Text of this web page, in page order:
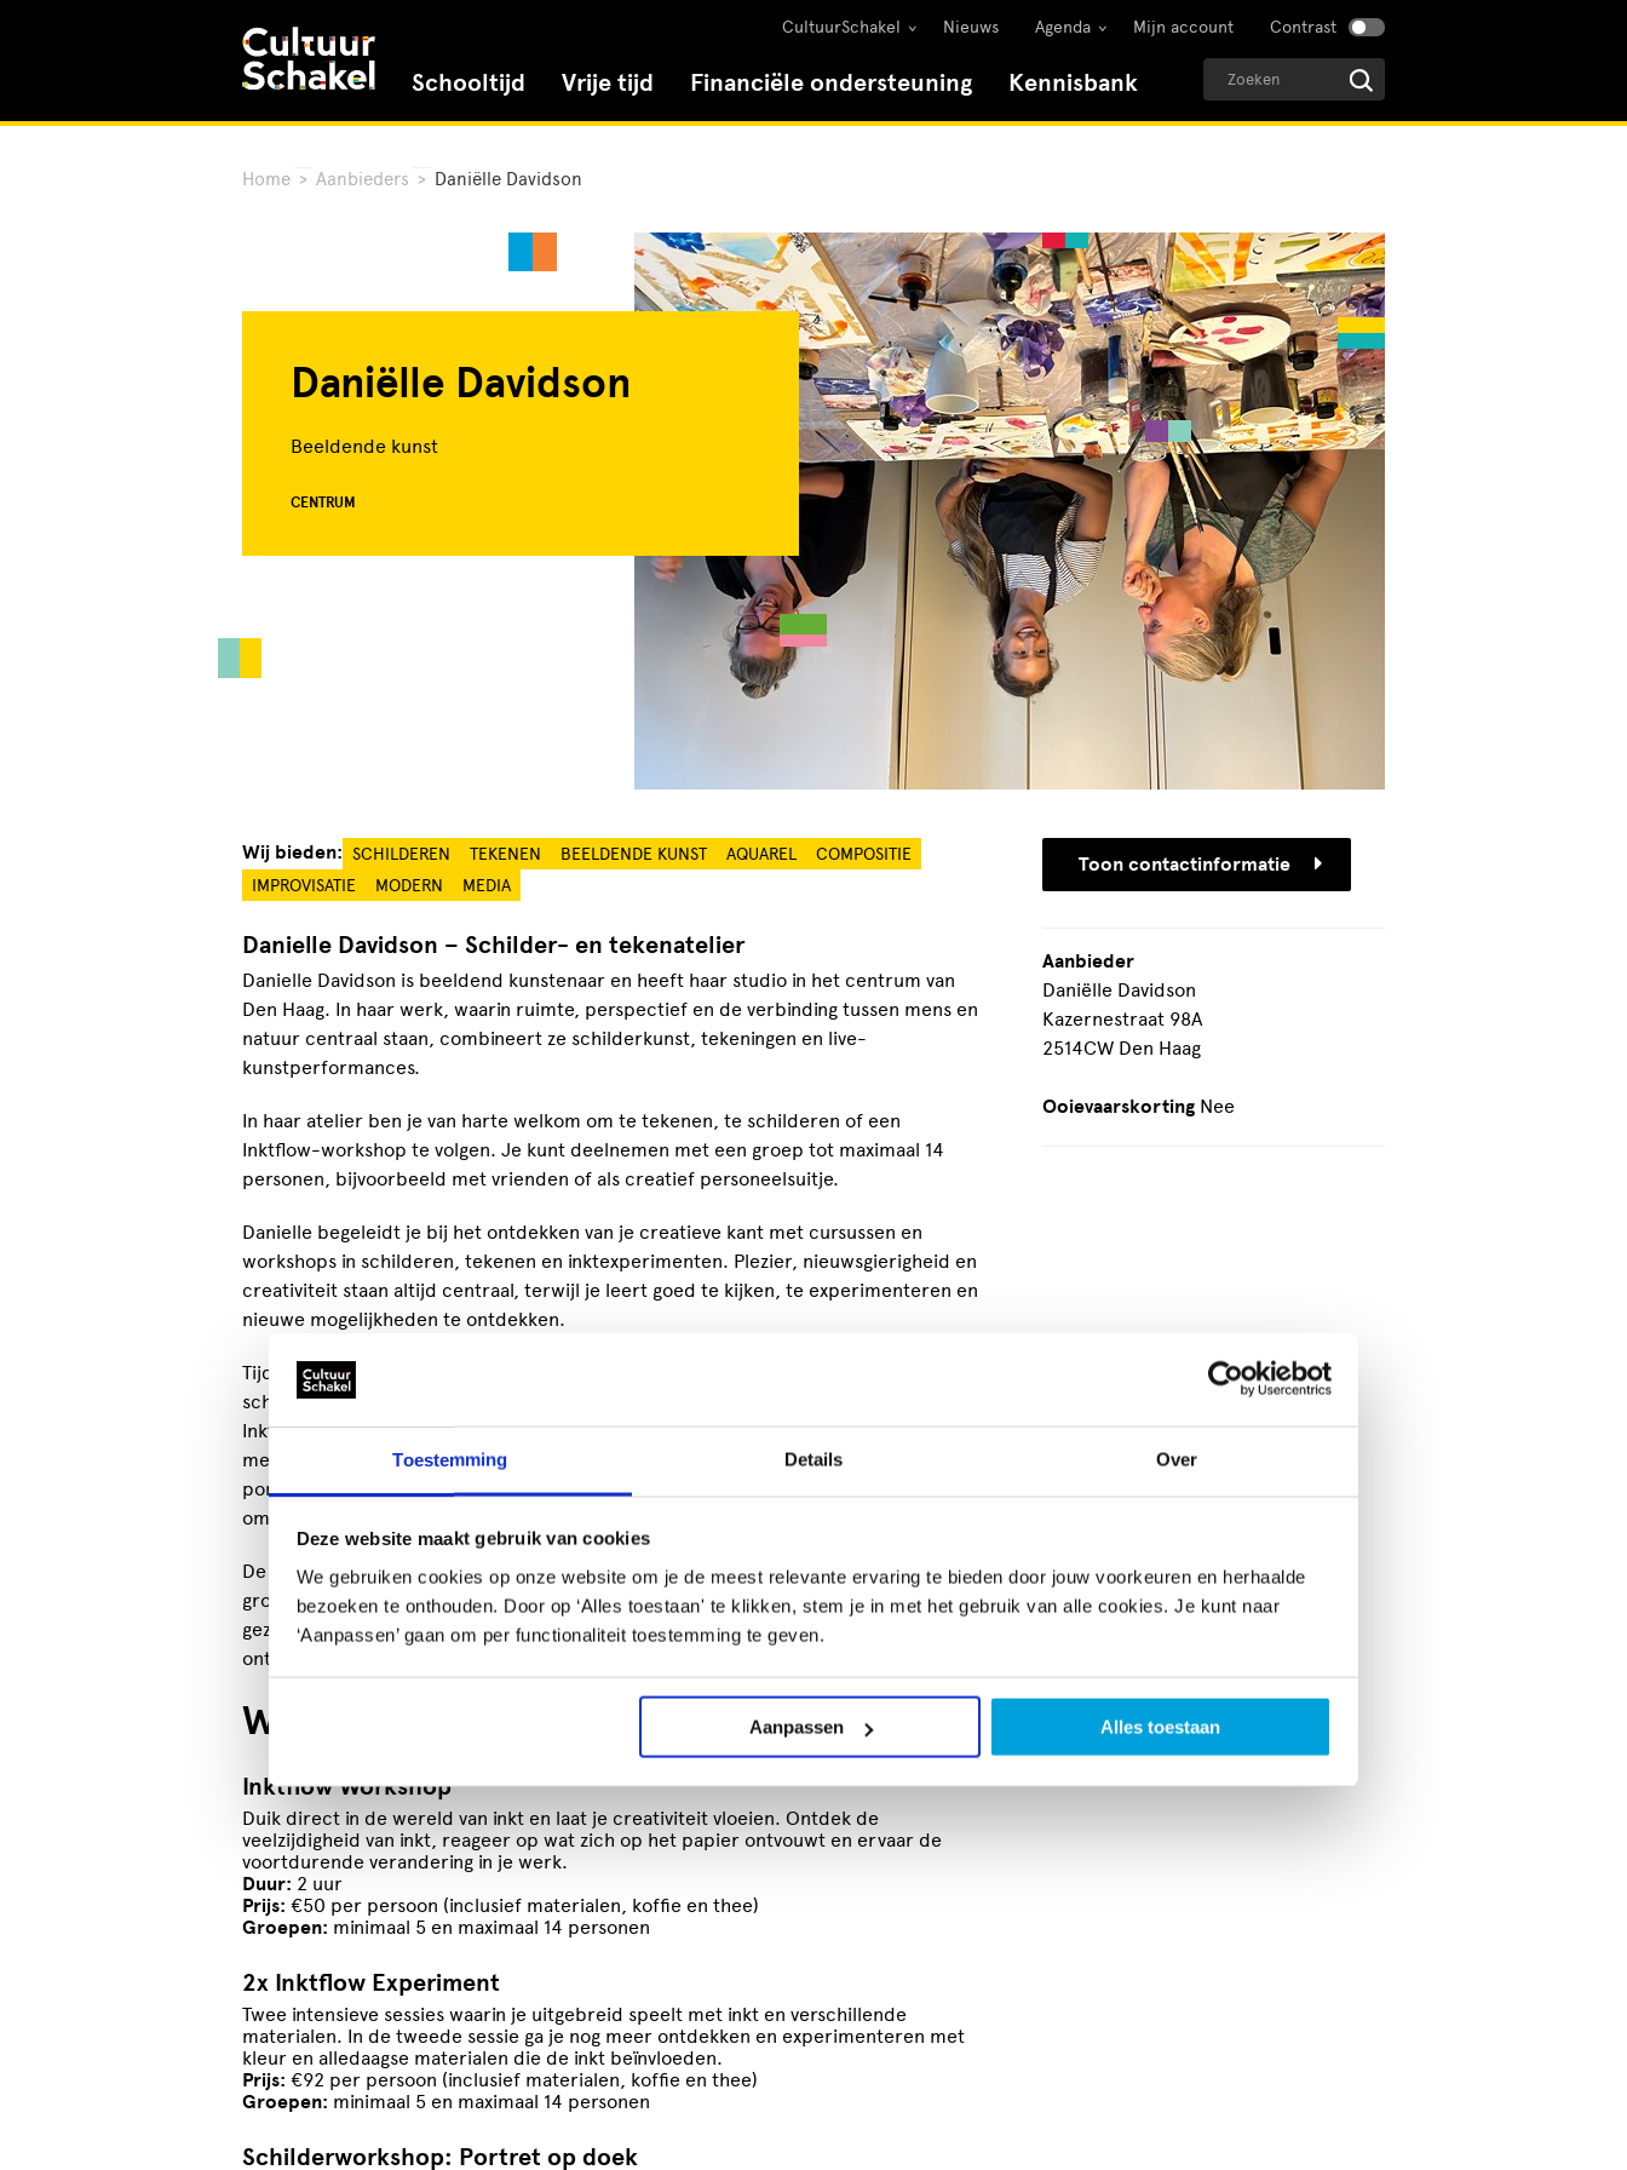
Toestemming Details Over
Deze website maakt gebruik van cookies
We gebruiken cookies op onze website om je de meest relevante ervaring te bieden door jouw voorkeuren en herhaalde
bezoeken te onthouden. Door op ‘Alles toestaan' te klikken, stem je in met het gebruik van alle cookies. Je kunt naar
‘Aanpassen’ gaan om per functionaliteit toestemming te geven.
Aanpassen Alles toestaan
CultuurSchakel Nieuws Agenda Mijn account Contrast
Schooltijd Vrije tijd Financiële ondersteuning Kennisbank
Home > Aanbieders > Daniëlle Davidson
Daniëlle Davidson
Beeldende kunst
CENTRUM
Wij bieden: SCHILDEREN TEKENEN BEELDENDE KUNST AQUAREL
COMPOSITIE
IMPROVISATIE
MODERN MEDIA
Danielle Davidson – Schilder- en tekenatelier
Danielle Davidson is beeldend kunstenaar en heeft haar studio in het centrum van
Den Haag. In haar werk, waarin ruimte, perspectief en de verbinding tussen mens en
natuur centraal staan, combineert ze schilderkunst, tekeningen en live-
kunstperformances.
In haar atelier ben je van harte welkom om te tekenen, te schilderen of een
Inktflow-workshop te volgen. Je kunt deelnemen met een groep tot maximaal 14
personen, bijvoorbeeld met vrienden of als creatief personeelsuitje.
Danielle begeleidt je bij het ontdekken van je creatieve kant met cursussen en
workshops in schilderen, tekenen en inktexperimenten. Plezier, nieuwsgierigheid en
creativiteit staan altijd centraal, terwijl je leert goed te kijken, te experimenteren en
nieuwe mogelijkheden te ontdekken.
Tijdens de workshops werk je met verschillende technieken en materialen. Je leert
schilderen en tekenen door te spelen met compositie, kleur en vorm. In de
Inktflow-workshops ontdek je de vloeiende mogelijkheden van inkt en leer je
meebewegen met wat zich op het papier ontvouwt. Ook kun je aan de slag met
portretschilderen, waarbij je leert hoe je een eigen portret op doek maakt en
omgaat met licht, kleur en expressie.
De workshops zijnmaatwerken kunnen worden afgestemd op de wensen van jouw
groep. Er is bovendien de mogelijkheid om de sessie te beginnen met een
gezamenlijke lunch of af te sluiten met een borrel — een inspirerende en
ontspannen manier om samen iets creatiefs te beleven.
Workshops
Inktflow Workshop
Duik direct in de wereld van inkt en laat je creativiteit vloeien. Ontdek de
veelzijdigheid van inkt, reageer op wat zich op het papier ontvouwt en ervaar de
voortdurende verandering in je werk.
Duur: 2 uur
Prijs: €50 per persoon (inclusief materialen, koffie en thee)
Groepen: minimaal 5 en maximaal 14 personen
2x Inktflow Experiment
Twee intensieve sessies waarin je uitgebreid speelt met inkt en verschillende
materialen. In de tweede sessie ga je nog meer ontdekken en experimenteren met
kleur en alledaagse materialen die de inkt beïnvloeden.
Prijs: €92 per persoon (inclusief materialen, koffie en thee)
Groepen: minimaal 5 en maximaal 14 personen
Schilderworkshop: Portret op doek
Toon contactinformatie
Aanbieder
Daniëlle Davidson
Kazernestraat 98A
2514CW Den Haag
OoievaarskortingNee